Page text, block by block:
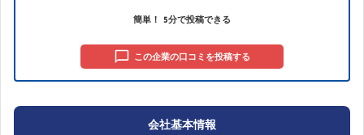
簡単！ 5分で投稿できる
この企業の口コミを投稿する
会社基本情報